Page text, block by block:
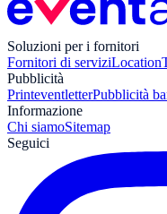
Soluzioni per i fornitori
Fornitori di serviziLocation
Pubblicità
PrinteventletterPubblicità
Informazione
Chi siamoSitemap
Seguici